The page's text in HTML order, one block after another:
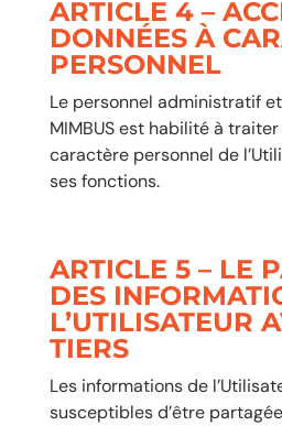
ARTICLE 4 –
DONNÉES À
PERSONNEL
Le personnel administratif
MIMBUS est habilité à
caractère personnel de
ses fonctions.
ARTICLE 5 – LE
DES
L’UTILISATEUR
TIERS
Les informations de
susceptibles d’être